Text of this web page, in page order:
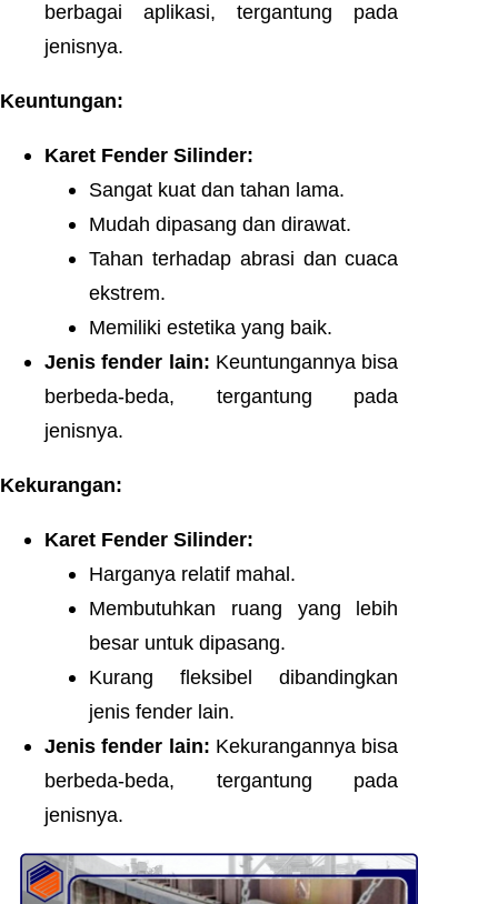
berbagai aplikasi, tergantung pada
jenisnya.
Keuntungan:
Karet Fender Silinder:
Sangat kuat dan tahan lama.
Mudah dipasang dan dirawat.
Tahan terhadap abrasi dan cuaca
ekstrem.
Memiliki estetika yang baik.
Jenis fender lain: Keuntungannya bisa
berbeda-beda, tergantung pada
jenisnya.
Kekurangan:
Karet Fender Silinder:
Harganya relatif mahal.
Membutuhkan ruang yang lebih
besar untuk dipasang.
Kurang fleksibel dibandingkan
jenis fender lain.
Jenis fender lain: Kekurangannya bisa
berbeda-beda, tergantung pada
jenisnya.